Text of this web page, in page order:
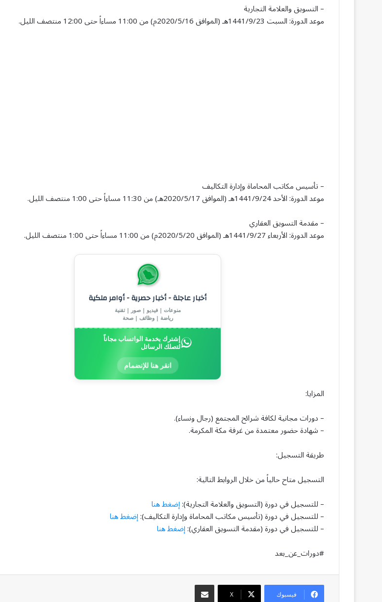
– التسويق والعلامة التجارية
موعد الدورة: السبت 1441/9/23هـ (الموافق 2020/5/16م) من 11:00 مساءاً حتى 12:00 منتصف الليل.
– تأسيس مكاتب المحاماة وإدارة التكاليف
موعد الدورة: الأحد 1441/9/24هـ (الموافق 2020/5/17هـ) من 11:30 مساءاً حتى 1:00 منتصف الليل.
– مقدمة التسويق العقاري
موعد الدورة: الأربعاء 1441/9/27هـ (الموافق 2020/5/20م) من 11:00 مساءاً حتى 1:00 منتصف الليل.
أخبار عاجلة - أخبار حصرية - أوامر ملكية
منوعات | فيديو | صور | تقنية
رياضة | وظائف | صحة
إشترك بخدمة الواتساب مجاناً
لتصلك الرسائل
انقر هنا للإنضمام
المزايا:
– دورات مجانية لكافة شرائح المجتمع (رجال ونساء).
– شهادة حضور معتمدة من غرفة مكة المكرمة.
طريقة التسجيل:
التسجيل متاح حالياً من خلال الروابط التالية:
– للتسجيل في دورة (التسويق والعلامة التجارية):إضغط هنا
– للتسجيل في دورة (تأسيس مكاتب المحاماة وإدارة التكاليف):إضغط هنا
– للتسجيل في دورة (مقدمة التسويق العقاري):إضغط هنا
#دورات_عن_بعد
فيسبوك ‫X
مشاركة عبر البريد